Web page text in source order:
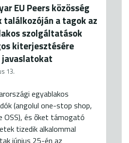
EU Peers közösség
a tagok az
szolgáltatások
kiterjesztésére
13.
egyablakos
(angolul one-stop shop,
OSS), és őket támogató
tizedik alkalommal